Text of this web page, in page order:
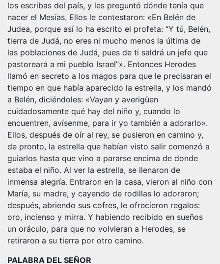
los escribas del país, y les preguntó dónde tenía que
nacer el Mesías. Ellos le contestaron: «En Belén de
Judea, porque así lo ha escrito el profeta: “Y tú, Belén,
tierra de Judá, no eres ni mucho menos la última de
las poblaciones de Judá, pues de ti saldrá un jefe que
pastoreará a mi pueblo Israel”». Entonces Herodes
llamó en secreto a los magos para que le precisaran el
tiempo en que había aparecido la estrella, y los mandó
a Belén, diciéndoles: «Vayan y averigüen
cuidadosamente qué hay del niño y, cuando lo
encuentren, avísenme, para ir yo también a adorarlo».
Ellos, después de oír al rey, se pusieron en camino y,
de pronto, la estrella que habían visto salir comenzó a
guiarlos hasta que vino a pararse encima de donde
estaba el niño. Al ver la estrella, se llenaron de
inmensa alegría. Entraron en la casa, vieron al niño con
María, su madre, y cayendo de rodillas lo adoraron;
después, abriendo sus cofres, le ofrecieron regalos:
oro, incienso y mirra. Y habiendo recibido en sueños
un oráculo, para que no volvieran a Herodes, se
retiraron a su tierra por otro camino.
PALABRA DEL SEÑOR